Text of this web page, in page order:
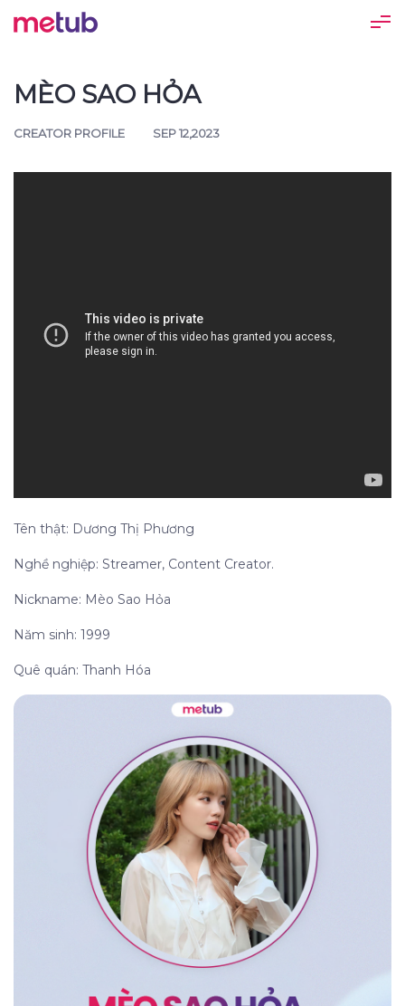
MÈO SAO HỎA
CREATOR PROFILE SEP 12,2023
Tên thật: Dương Thị Phương
Nghề nghiệp: Streamer, Content Creator.
Nickname: Mèo Sao Hỏa
Năm sinh: 1999
Quê quán: Thanh Hóa